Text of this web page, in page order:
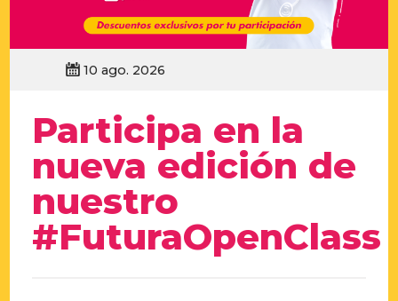
10 ago. 2026
Participa en la
nueva edición de
nuestro
#FuturaOpenClass